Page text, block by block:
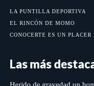
LA PUNTILLA DEPORTIVA
EL RINCÓN DE MOMO
CONOCERTE ES UN PLACER
Las más